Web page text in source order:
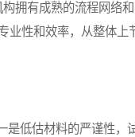
拥有成熟的流程网络
业性和效率，从整体
低估材料的严谨性，